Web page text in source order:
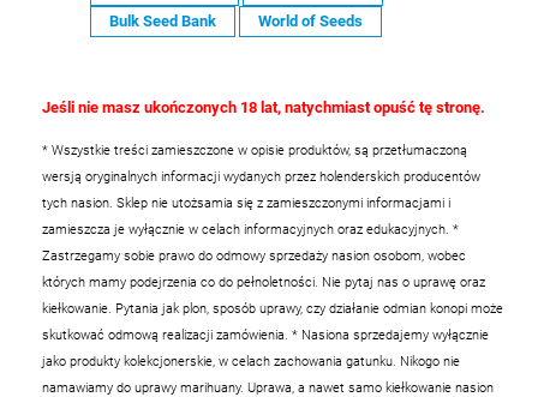
Bulk Seed Bank
World of Seeds
Jeśli nie masz ukończonych 18 lat, natychmiast opuść tę stronę.
* Wszystkie treści zamieszczone w opisie produktów, są przetłumaczoną
wersją oryginalnych informacji wydanych przez holenderskich producentów
tych nasion. Sklep nie utożsamia się z zamieszczonymi informacjami i
zamieszcza je wyłącznie w celach informacyjnych oraz edukacyjnych. *
Zastrzegamy sobie prawo do odmowy sprzedaży nasion osobom, wobec
których mamy podejrzenia co do pełnoletności. Nie pytaj nas o uprawę oraz
kiełkowanie. Pytania jak plon, sposób uprawy, czy działanie odmian konopi może
skutkować odmową realizacji zamówienia. * Nasiona sprzedajemy wyłącznie
jako produkty kolekcjonerskie, w celach zachowania gatunku. Nikogo nie
namawiamy do uprawy marihuany. Uprawa, a nawet samo kiełkowanie nasion